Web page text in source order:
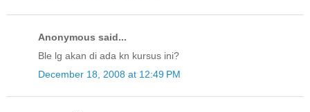
Anonymous said...
Ble lg akan di ada kn kursus ini?
December 18, 2008 at 12:49 PM